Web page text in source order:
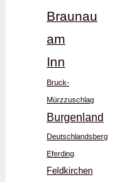
Braunau
am
Inn
Bruck-
Mürzzuschlag
Burgenland
Deutschlandsberg
Eferding
Feldkirchen